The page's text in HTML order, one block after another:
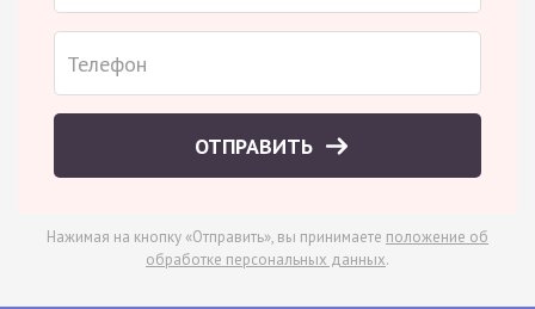
ОТПРАВИТЬ
Нажимая на кнопку «Отправить», вы принимаете положение об
обработке персональных данных.